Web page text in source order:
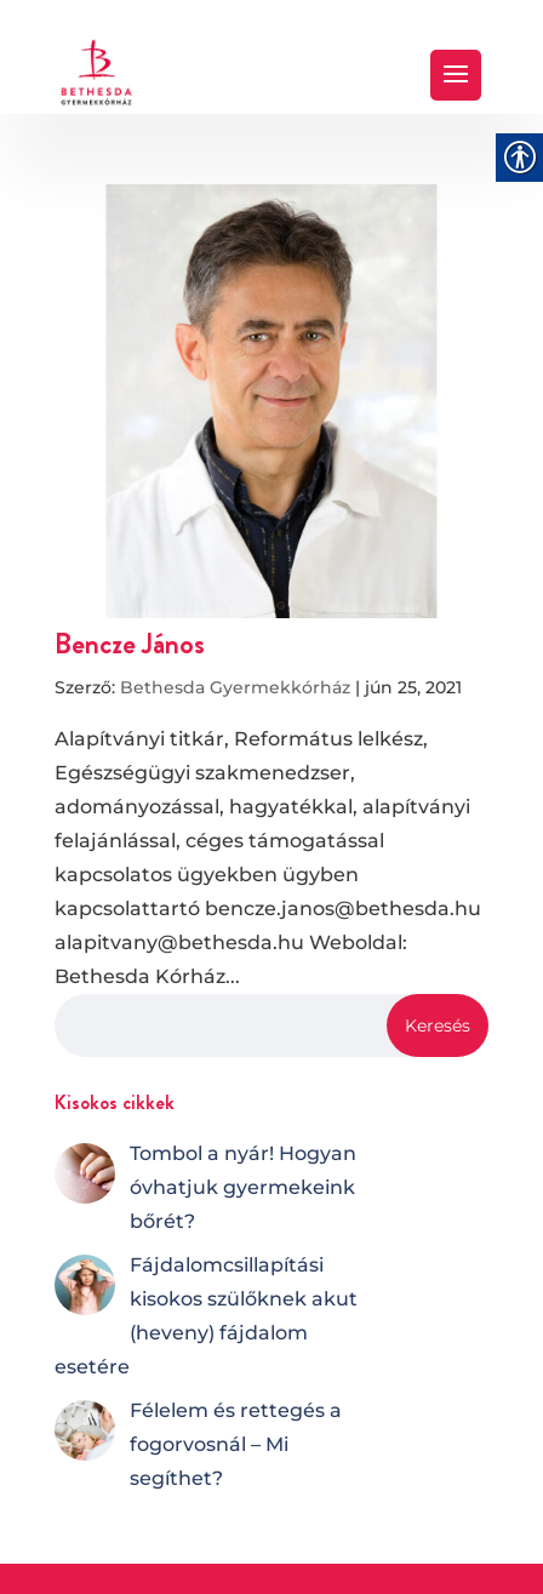
Bencze János
Szerző: Bethesda Gyermekkórház| jún 25, 2021
Alapítványi titkár, Református lelkész,
Egészségügyi szakmenedzser,
adományozással, hagyatékkal, alapítványi
felajánlással, céges támogatással
kapcsolatos ügyekben ügyben
kapcsolattartó bencze.janos@bethesda.hu
alapitvany@bethesda.hu Weboldal:
Bethesda Kórház...
Kisokos cikkek
Tombol a nyár! Hogyan
óvhatjuk gyermekeink
bőrét?
Fájdalomcsilla­pí­tá­si
kisokos szülőknek akut
(heveny) fájdalom
esetére
Félelem és rettegés a
fogorvosnál – Mi
segíthet?